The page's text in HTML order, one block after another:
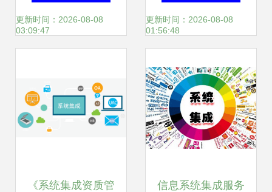
让，信息系统集成
更新时间：2026-08-08
03:09:47
设解决方案
更新时间：2026-08-08
01:56:48
《系统集成资质管 信息系统集成服务